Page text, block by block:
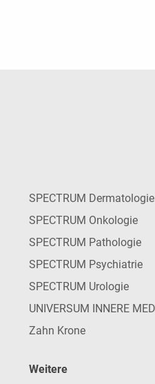
SPECTRUM Dermatologie
SPECTRUM Onkologie
SPECTRUM Pathologie
SPECTRUM Psychiatrie
SPECTRUM Urologie
UNIVERSUM INNERE
Zahn Krone
Weitere